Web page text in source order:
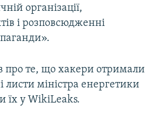
організації,
і розповсюдженні
про те, що хакери отримали
листи міністра енергетики
їх у WikiLeaks.